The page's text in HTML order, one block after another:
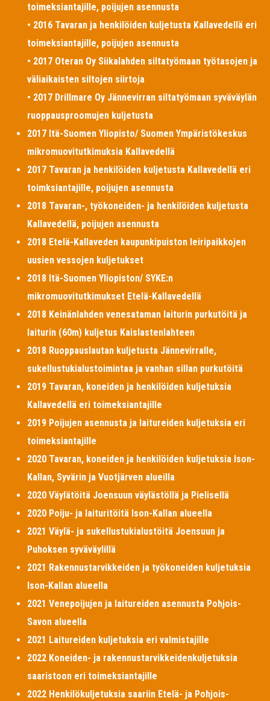
toimeksiantajille, poijujen asennusta
• 2016 Tavaran ja henkilöiden kuljetusta Kallavedellä eri
toimeksiantajille, poijujen asennusta
• 2017 Oteran Oy Siikalahden siltatyömaan työtasojen ja
väliaikaisten siltojen siirtoja
• 2017 Drillmare Oy Jännevirran siltatyömaan syväväylän
ruoppausproomujen kuljetusta
2017 Itä-Suomen Yliopisto/ Suomen Ympäristökeskus
mikromuovitutkimuksia Kallavedellä
2017 Tavaran ja henkilöiden kuljetusta Kallavedellä eri
toimksiantajille, poijujen asennusta
2018 Tavaran-, työkoneiden- ja henkilöiden kuljetusta
Kallavedellä, poijujen asennusta
2018 Etelä-Kallaveden kaupunkipuiston leiripaikkojen
uusien vessojen kuljetukset
2018 Itä-Suomen Yliopiston/ SYKE:n
mikromuovitutkimukset Etelä-Kallavedellä
2018 Keinänlahden venesataman laiturin purkutöitä ja
laiturin (60m) kuljetus Kaislastenlahteen
2018 Ruoppauslautan kuljetusta Jännevirralle,
sukellustukialustoimintaa ja vanhan sillan purkutöitä
2019 Tavaran, koneiden ja henkilöiden kuljetuksia
Kallavedellä eri toimeksiantajille
2019 Poijujen asennusta ja laitureiden kuljetuksia eri
toimeksiantajille
2020 Tavaran, koneiden ja henkilöiden kuljetuksia Ison-
Kallan, Syvärin ja Vuotjärven alueilla
2020 Väylätöitä Joensuun väylästöllä ja Pielisellä
2020 Poiju- ja laituritöitä Ison-Kallan alueella
2021 Väylä- ja sukellustukialustöitä Joensuun ja
Puhoksen syväväylillä
2021 Rakennustarvikkeiden ja työkoneiden kuljetuksia
Ison-Kallan alueella
2021 Venepoijujen ja laitureiden asennusta Pohjois-
Savon alueella
2021 Laitureiden kuljetuksia eri valmistajille
2022 Koneiden- ja rakennustarvikkeidenkuljetuksia
saaristoon eri toimeksiantajille
2022 Henkilökuljetuksia saariin Etelä- ja Pohjois-